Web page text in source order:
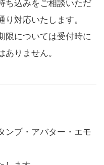
ち込みをご相談いただ
対応いたします。
限については受付時に
りません。
ンプ・アバター・エモ